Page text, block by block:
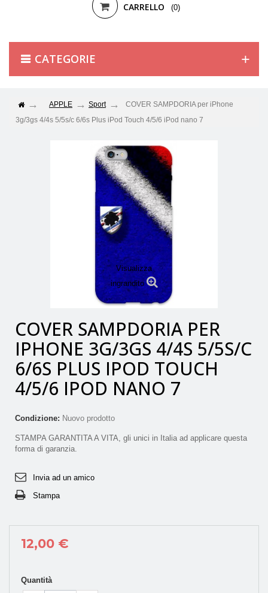
CARRELLO (0)
CATEGORIE
APPLE Sport
COVER SAMPDORIA per iPhone
3g/3gs 4/4s 5/5s/c 6/6s Plus iPod Touch 4/5/6 iPod nano 7
Visualizza
ingrandito
COVER SAMPDORIA PER
IPHONE 3G/3GS 4/4S 5/5S/C
6/6S PLUS IPOD TOUCH
4/5/6 IPOD NANO 7
Condizione: Nuovo prodotto
STAMPA GARANTITA A VITA, gli unici in Italia ad applicare questa
forma di garanzia.
Invia ad un amico
Stampa
12,00 €
Quantità